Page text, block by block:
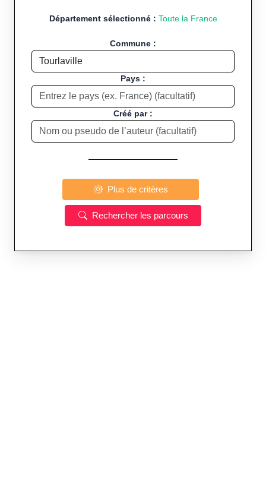
Département sélectionné : Toute la France
Commune :
Pays :
Créé par :
Plus de critères
Rechercher les parcours